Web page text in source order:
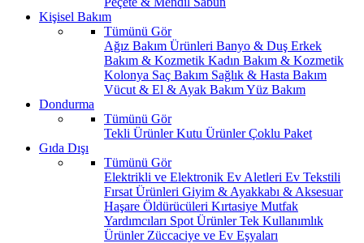
Kişisel Bakım
Tümünü Gör
Ağız Bakım Ürünleri Banyo & Duş Erkek
Bakım & Kozmetik Kadın Bakım & Kozmetik
Kolonya Saç Bakım Sağlık & Hasta Bakım
Vücut & El & Ayak BakımYüz Bakım
Dondurma
Tümünü Gör
Tekli ÜrünlerKutu ÜrünlerÇoklu Paket
Gıda Dışı
Tümünü Gör
Elektrikli ve Elektronik Ev Aletleri Ev Tekstili
Fırsat Ürünleri Giyim & Ayakkabı & Aksesuar
Haşare Öldürücüleri Kırtasiye Mutfak
Yardımcıları Spot ÜrünlerTek Kullanımlık
Ürünler Züccaciye ve Ev Eşyaları